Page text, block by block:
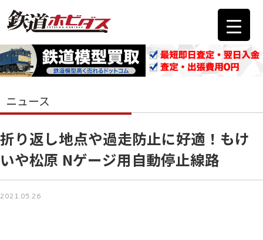
ニュース
折り返し地点や過走防止に好適！もけ
いや松原 Nゲージ用自動停止線路
2021.05.26